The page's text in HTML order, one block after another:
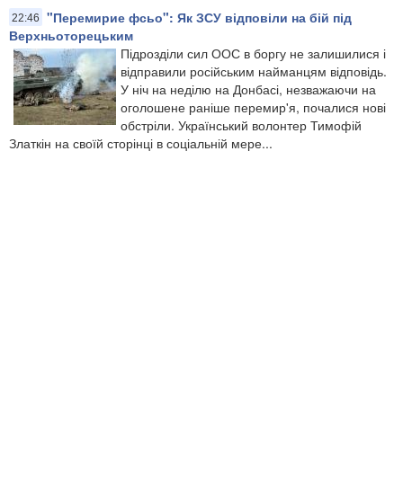
22:46
"Перемирие фсьо": Як ЗСУ відповіли на бій під
Верхньоторецьким
Підрозділи сил ООС в боргу не залишилися і
відправили російським найманцям відповідь.
У ніч на неділю на Донбасі, незважаючи на
оголошене раніше перемир'я, почалися нові
обстріли. Український волонтер Тимофій
Златкін на своїй сторінці в соціальній мере...